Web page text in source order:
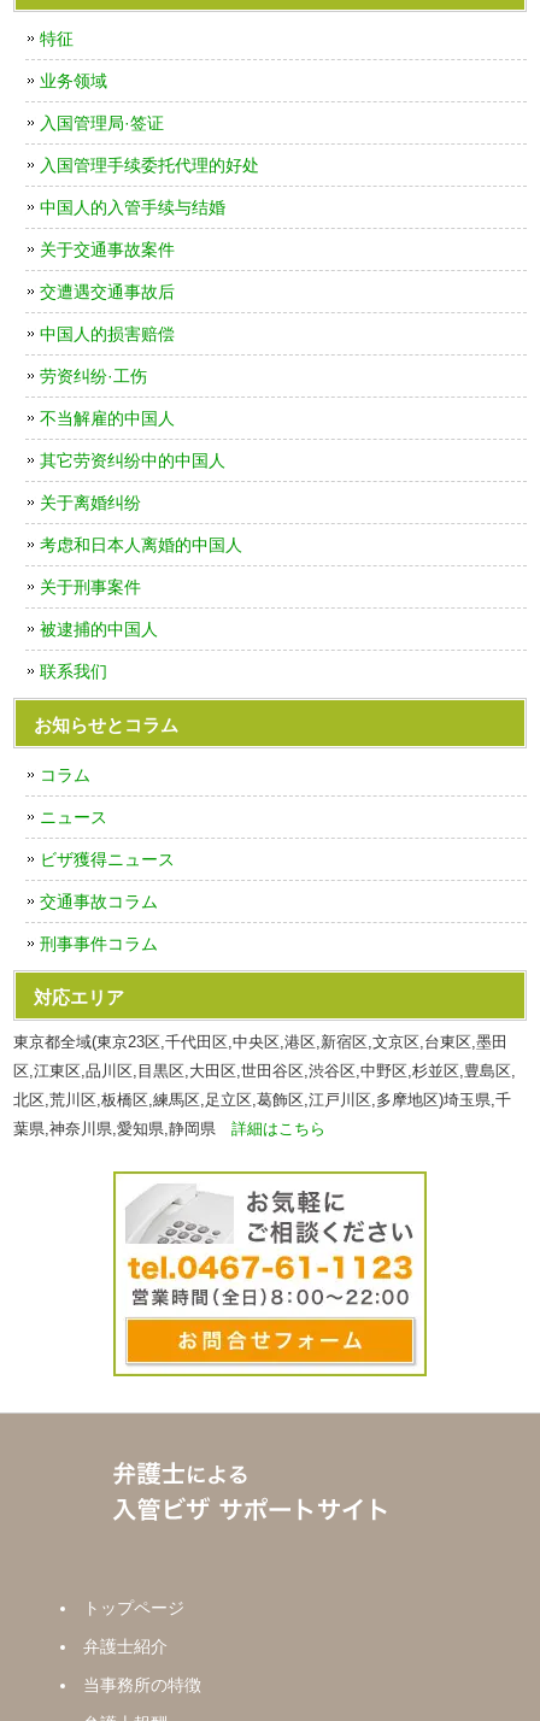
特征
业务领域
入国管理局·签证
入国管理手续委托代理的好处
中国人的入管手续与结婚
关于交通事故案件
交遭遇交通事故后
中国人的损害赔偿
劳资纠纷·工伤
不当解雇的中国人
其它劳资纠纷中的中国人
关于离婚纠纷
考虑和日本人离婚的中国人
关于刑事案件
被逮捕的中国人
联系我们
お知らせとコラム
コラム
ニュース
ビザ獲得ニュース
交通事故コラム
刑事事件コラム
対応エリア
東京都全域(東京23区,千代田区,中央区,港区,新宿区,文京区,台東区,墨田
区,江東区,品川区,目黒区,大田区,世田谷区,渋谷区,中野区,杉並区,豊島区,
北区,荒川区,板橋区,練馬区,足立区,葛飾区,江戸川区,多摩地区)埼玉県,千
葉県,神奈川県,愛知県,静岡県詳細はこちら
トップページ
弁護士紹介
当事務所の特徴